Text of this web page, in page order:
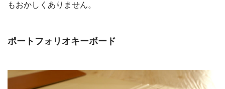
もおかしくありません。
ポートフォリオキーボード